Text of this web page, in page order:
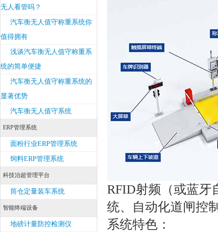
无人看管吗？
汽车衡无人值守称重系统你
值得拥有
浅谈汽车衡无人值守称重系
统的简单便捷
汽车衡无人值守称重系统的
显著优势
汽车衡无人值守系统
ERP管理系统
面粉行业ERP管理系统
饲料ERP管理系统
科技治超管理平台
筒仓定量装车系统
智能终端设备
地磅计量防控检测仪
RFID射频（或蓝牙
统、自动化道闸控
系统特色：